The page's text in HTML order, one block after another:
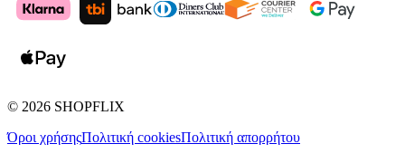
© 2026 SHOPFLIX
Όροι χρήσηςΠολιτική cookiesΠολιτική απορρήτου